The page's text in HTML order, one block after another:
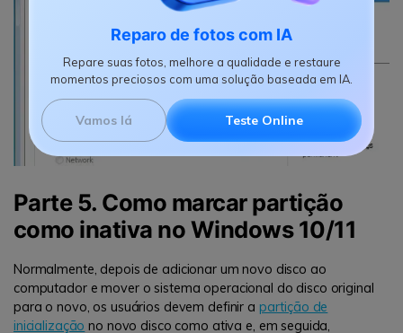
Reparo de fotos com IA
Repare suas fotos, melhore a qualidade e restaure
momentos preciosos com uma solução baseada em IA.
Vamos lá Teste Online
Parte 5. Como marcar partição
como inativa no Windows 10/11
Normalmente, depois de adicionar um novo disco ao
computador e mover o sistema operacional do disco original
para o novo, os usuários devem definir a partição de
inicialização no novo disco como ativa e, em seguida,